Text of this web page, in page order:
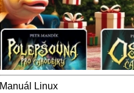
Manuál Linux